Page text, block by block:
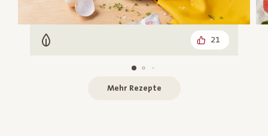
Vegetarisch 21
Mehr Rezepte